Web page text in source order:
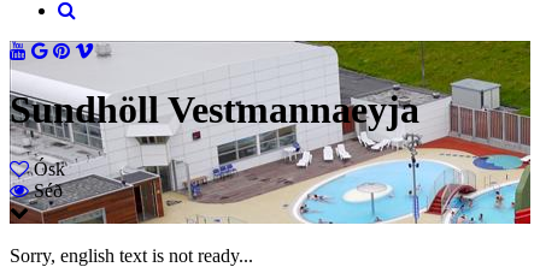
Sundhöll Vestmannaeyja
Ósk
Séð
Sorry, english text is not ready...